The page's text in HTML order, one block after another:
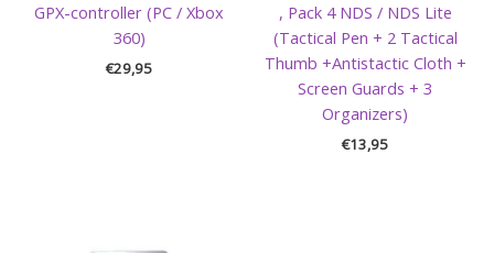
GPX-controller (PC / Xbox
360)
€29,95
, Pack 4 NDS / NDS Lite
(Tactical Pen + 2 Tactical
Thumb +Antistactic Cloth +
Screen Guards + 3
Organizers)
€13,95